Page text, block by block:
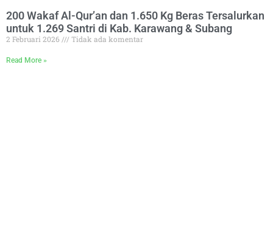
200 Wakaf Al-Qur’an dan 1.650 Kg Beras Tersalurkan
untuk 1.269 Santri di Kab. Karawang & Subang
2 Februari 2026 Tidak ada komentar
Read More »